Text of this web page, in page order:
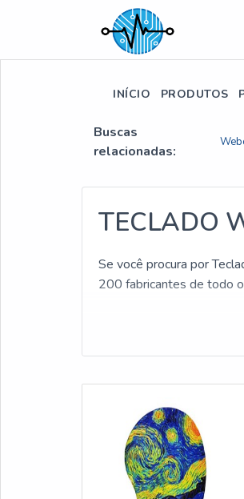
INÍCIO PRODUTOS
Buscas
relacionadas:
TECLADO
Se você procura por
200 fabricantes de todo